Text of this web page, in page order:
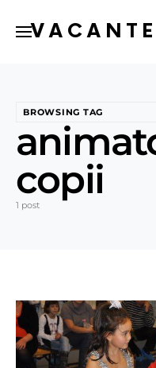
BROWSING TAG
copii
1 post